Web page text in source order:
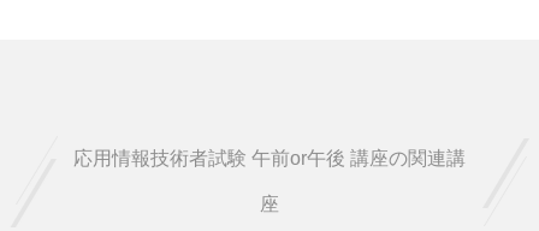
応用情報技術者試験 午前or午後 講座の関連講
座